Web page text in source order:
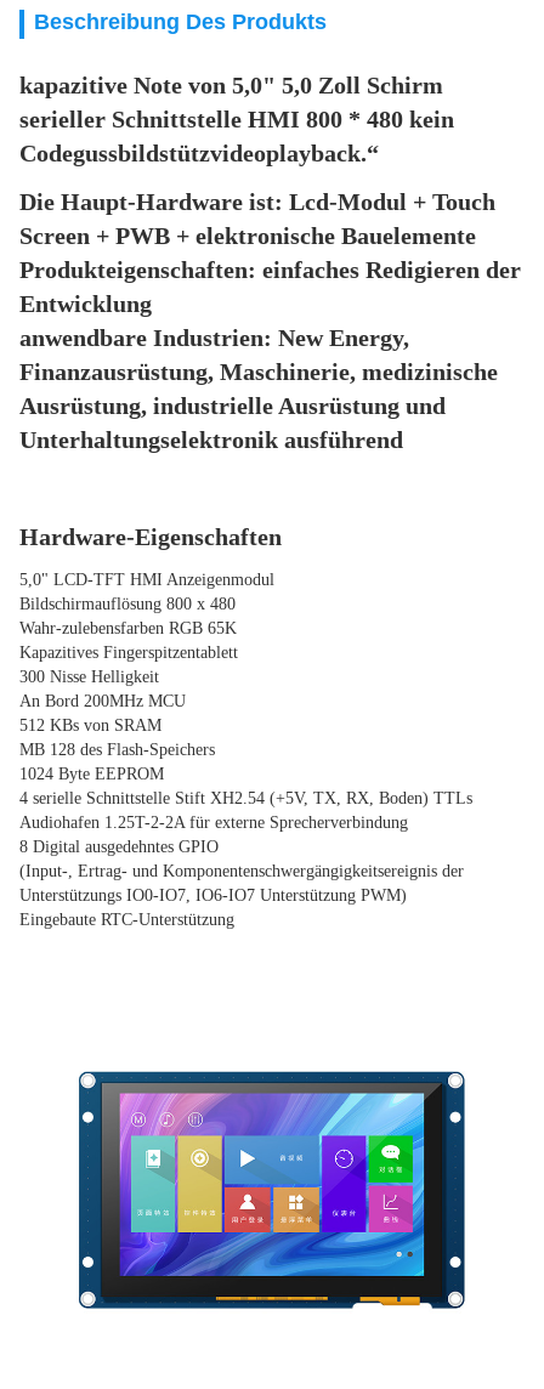
Beschreibung Des Produkts
kapazitive Note von 5,0" 5,0 Zoll Schirm
serieller Schnittstelle HMI 800 * 480 kein
Codegussbildstützvideoplayback.“
Die Haupt-Hardware ist: Lcd-Modul + Touch
Screen + PWB + elektronische Bauelemente
Produkteigenschaften: einfaches Redigieren der
Entwicklung
anwendbare Industrien: New Energy,
Finanzausrüstung, Maschinerie, medizinische
Ausrüstung, industrielle Ausrüstung und
Unterhaltungselektronik ausführend
Hardware-Eigenschaften
5,0" LCD-TFT HMI Anzeigenmodul
Bildschirmauflösung 800 x 480
Wahr-zulebensfarben RGB 65K
Kapazitives Fingerspitzentablett
300 Nisse Helligkeit
An Bord 200MHz MCU
512 KBs von SRAM
MB 128 des Flash-Speichers
1024 Byte EEPROM
4 serielle Schnittstelle Stift XH2.54 (+5V, TX, RX, Boden) TTLs
Audiohafen 1.25T-2-2A für externe Sprecherverbindung
8 Digital ausgedehntes GPIO
(Input-, Ertrag- und Komponentenschwergängigkeitsereignis der
Unterstützungs IO0-IO7, IO6-IO7 Unterstützung PWM)
Eingebaute RTC-Unterstützung